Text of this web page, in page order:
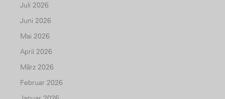
Juli 2026
Juni 2026
Mai 2026
April 2026
März 2026
Februar 2026